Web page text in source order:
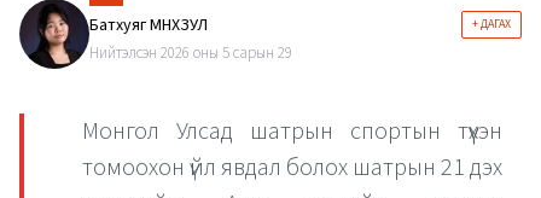
Батхуяг МӨНХЗУЛ + ДАГАХ
Нийтэлсэн 2026 оны 5 сарын 29
Монгол Улсад шатрын спортын түүхэн
томоохон үйл явдал болох шатрын 21 дэх